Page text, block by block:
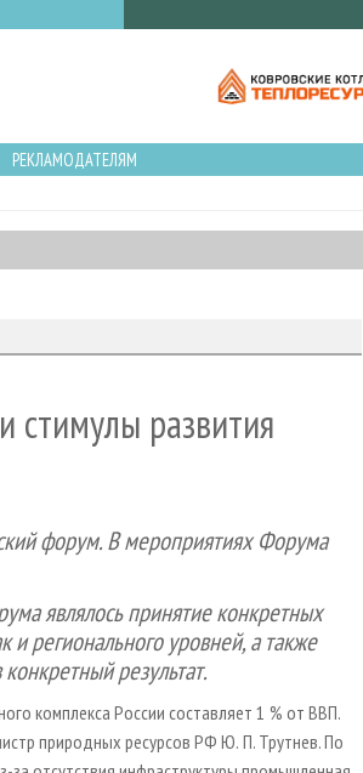
РЕКЛАМОДАТЕЛЯМ
развития
форум. В мероприятиях Форума
являлось принятие конкретных
регионального уровней, а также
результат.
комплекса России составляет 1 % от ВВП.
природных ресурсов РФ Ю. П. Трутнев. По